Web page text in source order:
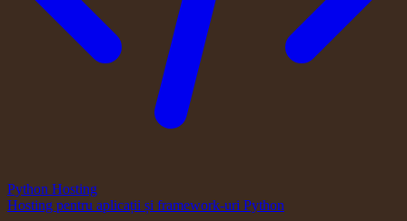
Python Hosting
Hosting pentru aplicații și framework-uri Python